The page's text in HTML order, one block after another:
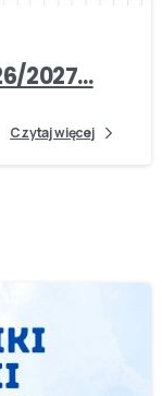
2027…
Czytaj więcej